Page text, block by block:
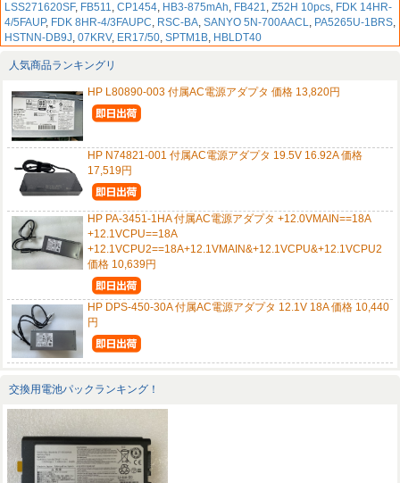
LSS271620SF, FB511, CP1454, HB3-875mAh, FB421, Z52H 10pcs, FDK 14HR-
4/5FAUP, FDK 8HR-4/3FAUPC, RSC-BA, SANYO 5N-700AACL, PA5265U-1BRS,
HSTNN-DB9J, 07KRV, ER17/50, SPTM1B, HBLDT40
人気商品ランキングリ
HP L80890-003 付属AC電源アダプタ 価格 13,820円
HP N74821-001 付属AC電源アダプタ 19.5V 16.92A 価格
17,519円
HP PA-3451-1HA 付属AC電源アダプタ +12.0VMAIN==18A
+12.1VCPU==18A
+12.1VCPU2==18A+12.1VMAIN&+12.1VCPU&+12.1VCPU2
価格 10,639円
HP DPS-450-30A 付属AC電源アダプタ 12.1V 18A 価格 10,440
円
交換用電池パックランキング！